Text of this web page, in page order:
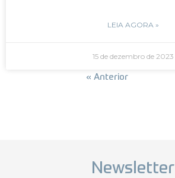
LEIA AGORA »
15 de dezembro de 2023
« Anterior
Newsletter